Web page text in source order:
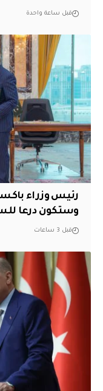
قبل ساعة واحدة
رئيس وزراء
وستكون درعا
قبل 3 ساعات